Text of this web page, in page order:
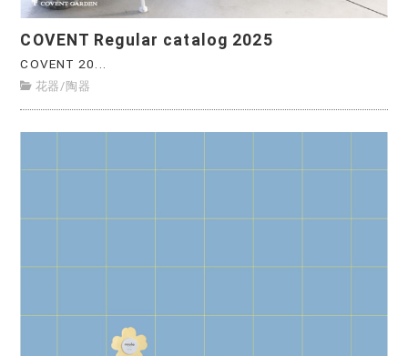
COVENT Regular catalog 2025
COVENT 20...
花器/ 陶器